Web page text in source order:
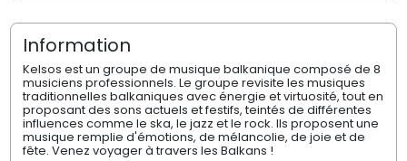
Information
Kelsos est un groupe de musique balkanique composé de 8
musiciens professionnels. Le groupe revisite les musiques
traditionnelles balkaniques avec énergie et virtuosité, tout en
proposant des sons actuels et festifs, teintés de différentes
influences comme le ska, le jazz et le rock. Ils proposent une
musique remplie d'émotions, de mélancolie, de joie et de
fête. Venez voyager à travers les Balkans !